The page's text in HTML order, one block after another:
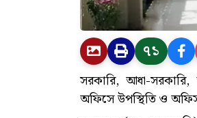
৭১
সরকারি, আধা-সরকারি,
অফিসে উপস্থিতি ও অফিস